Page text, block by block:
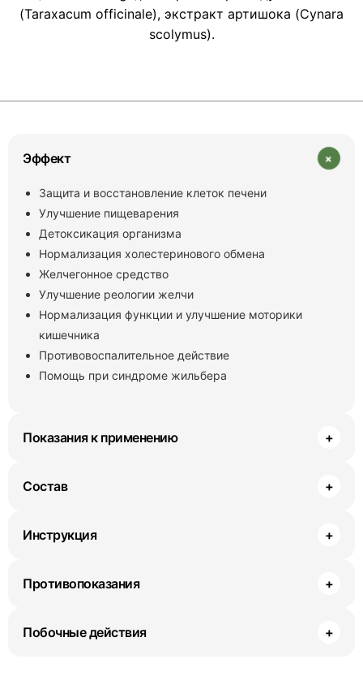
(Taraxacum officinale), экстракт артишока (Cynara
scolymus).
Эффект +
Защита и восстановление клеток печени
Улучшение пищеварения
Детоксикация организма
Нормализация холестеринового обмена
Желчегонное средство
Улучшение реологии желчи
Нормализация функции и улучшение моторики
кишечника
Противовоспалительное действие
Помощь при синдроме жильбера
Показания к применению +
Состав +
Инструкция +
Противопоказания +
Побочные действия +